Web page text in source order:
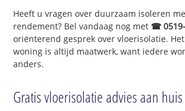
Heeft u vragen over duurzaam isoleren
rendement? Bel vandaag nog met ☎
oriënterend gesprek over vloerisolatie.
woning is altijd maatwerk, want iedere
anders.
Gratis vloerisolatie advies aan huis